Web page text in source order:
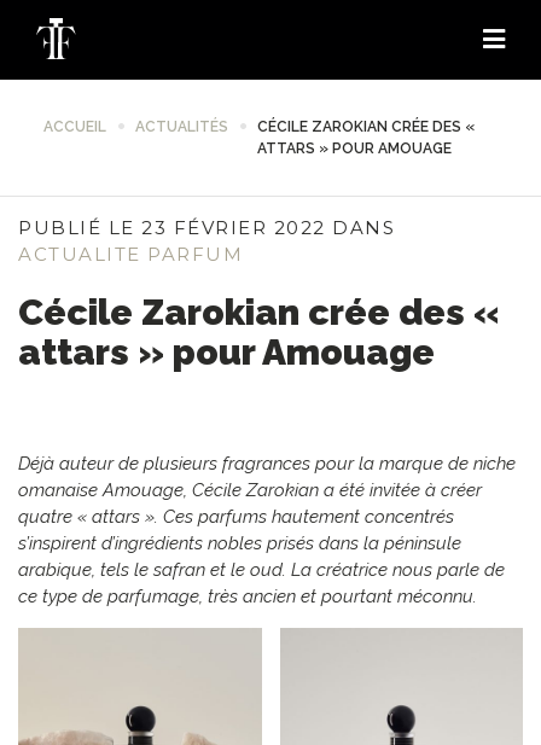
ACCUEIL ACTUALITÉS
CÉCILE ZAROKIAN CRÉE DES «
ATTARS » POUR AMOUAGE
PUBLIÉ LE 23 FÉVRIER 2022 DANS
ACTUALITE PARFUM
Cécile Zarokian crée des «
attars » pour Amouage
Déjà auteur de plusieurs fragrances pour la marque de niche
omanaise Amouage, Cécile Zarokian a été invitée à créer
quatre « attars ». Ces parfums hautement concentrés
s’inspirent d’ingrédients nobles prisés dans la péninsule
arabique, tels le safran et le oud. La créatrice nous parle de
ce type de parfumage, très ancien et pourtant méconnu.